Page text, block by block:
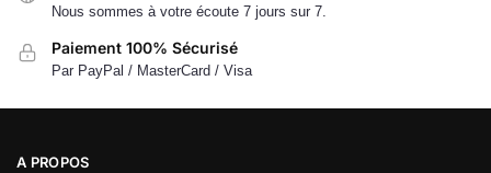
Nous sommes à votre écoute 7 jours sur 7.
Paiement 100% Sécurisé
Par PayPal / MasterCard / Visa
A PROPOS